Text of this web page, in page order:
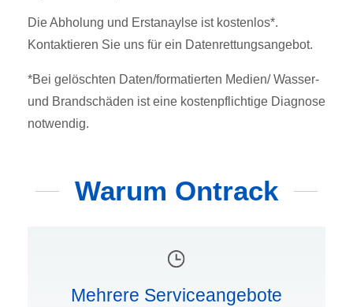
Die Abholung und Erstanaylse ist kostenlos*.
Kontaktieren Sie uns für ein Datenrettungsangebot.
*Bei gelöschten Daten/formatierten Medien/ Wasser-
und Brandschäden ist eine kostenpflichtige Diagnose
notwendig.
Warum Ontrack
Mehrere Serviceangebote